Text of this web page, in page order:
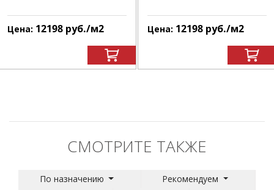
Цена: 12198 руб./м2 Цена: 12198 руб./м2
СМОТРИТЕ ТАКЖЕ
По назначению
Рекомендуем